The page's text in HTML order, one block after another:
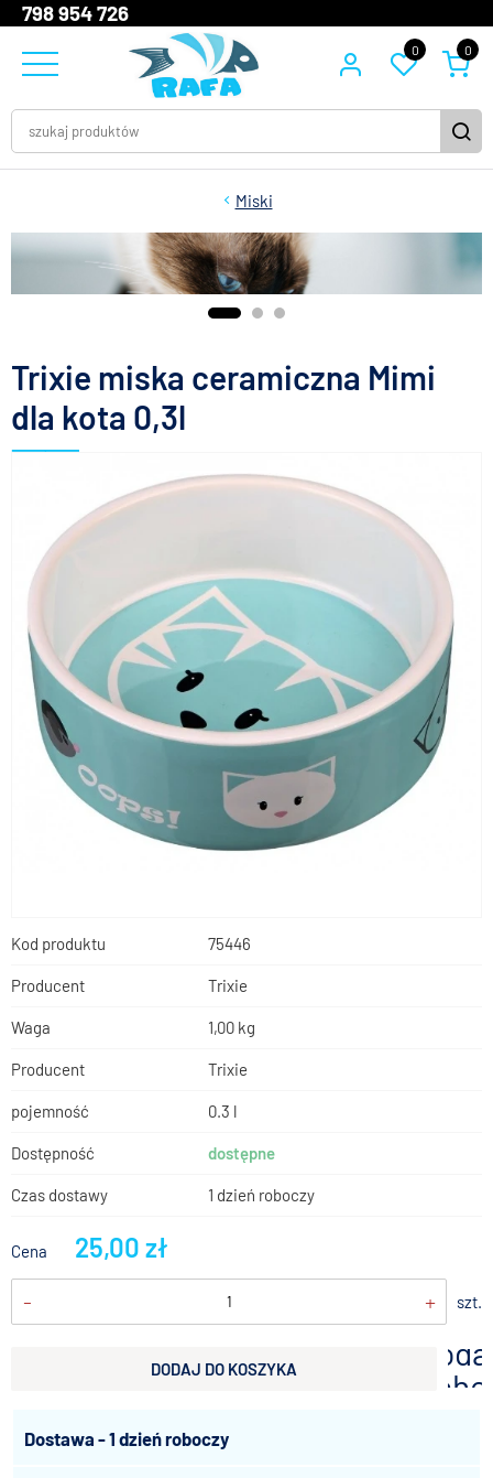
798 954 726
0 0
Miski
Trixie miska ceramiczna Mimi
dla kota 0,3l
Kod produktu 75446
Producent Trixie
Waga 1,00 kg
Producent Trixie
pojemność 0.3 l
Dostępność dostępne
Czas dostawy 1 dzień roboczy
Cena 25,00 zł
- + szt.
DODAJ DO KOSZYKA
Dostawa - 1 dzień roboczy